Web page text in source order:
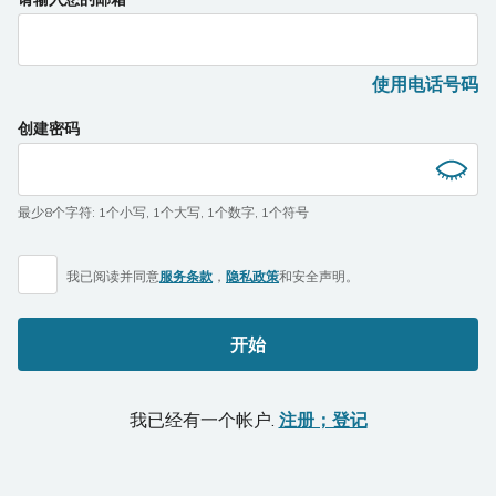
a
ignore
this
使用电话号码
创建密码
最少8个字符: 1个小写, 1个大写, 1个数字, 1个符号
我已阅读并同意服务条款 ， 隐私政策和安全声明。
开始
我已经有一个帐户. 注册；登记